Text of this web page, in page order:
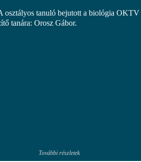
osztályos tanuló bejutott a biológia OKTV
tanára: Orosz Gábor.
További részletek